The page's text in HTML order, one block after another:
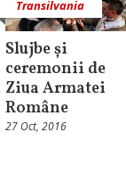
Transilvania
Slujbe și
ceremonii de
Ziua Armatei
Române
27 Oct, 2016